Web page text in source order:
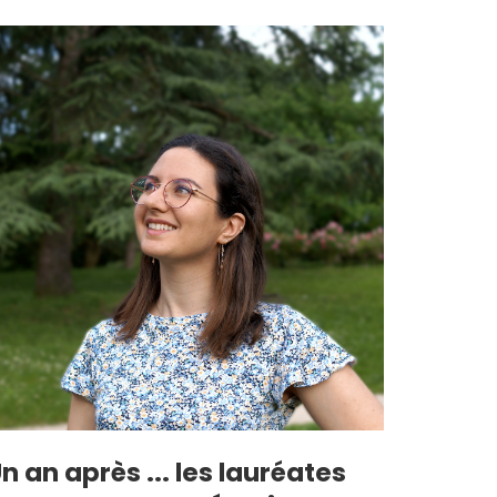
an après ... les lauréates